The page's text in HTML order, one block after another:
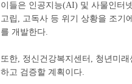
이들은 인공지능(AI) 및 사물인터
고립, 고독사 등 위기 상황을 조기
를 개발한다.
또한, 정신건강복지센터, 청년미
하고 검증할 계획이다.